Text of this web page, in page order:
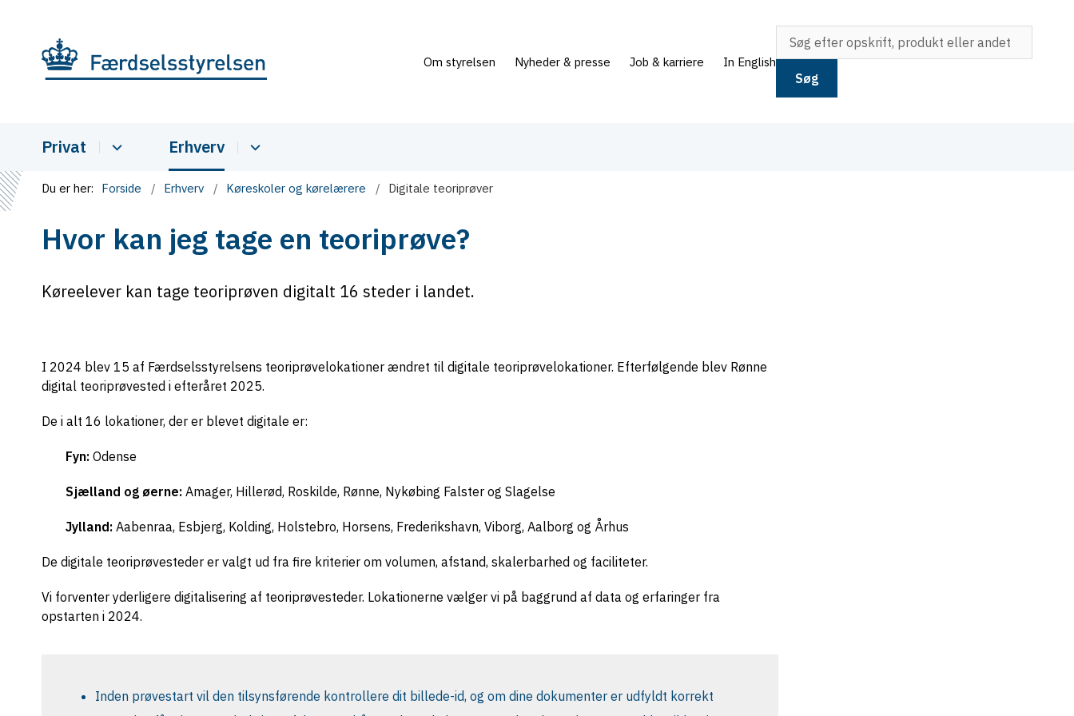
Om styrelsen Nyheder & presse Job & karriere In English
Søg
Privat Erhverv
Du er her: Forside Erhverv Køreskoler og kørelærere Digitale teoriprøver
Hvor kan jeg tage en teoriprøve?
Køreelever kan tage teoriprøven digitalt 16 steder i landet.
I 2024 blev 15 af Færdselsstyrelsens teoriprøvelokationer ændret til digitale teoriprøvelokationer. Efterfølgende blev Rønne
digital teoriprøvested i efteråret 2025.
De i alt 16 lokationer, der er blevet digitale er:
Fyn: Odense
Sjælland og øerne: Amager, Hillerød, Roskilde, Rønne, Nykøbing Falster og Slagelse
Jylland: Aabenraa, Esbjerg, Kolding, Holstebro, Horsens, Frederikshavn, Viborg, Aalborg og Århus
De digitale teoriprøvesteder er valgt ud fra fire kriterier om volumen, afstand, skalerbarhed og faciliteter.
Vi forventer yderligere digitalisering af teoriprøvesteder. Lokationerne vælger vi på baggrund af data og erfaringer fra
opstarten i 2024.
Inden prøvestart vil den tilsynsførende kontrollere dit billede-id, og om dine dokumenter er udfyldt korrekt